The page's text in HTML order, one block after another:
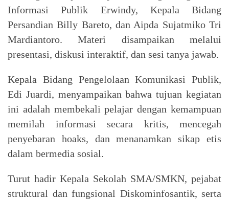
Informasi Publik Erwindy, Kepala Bidang
Persandian Billy Bareto, dan Aipda Sujatmiko Tri
Mardiantoro. Materi disampaikan melalui
presentasi, diskusi interaktif, dan sesi tanya jawab.
Kepala Bidang Pengelolaan Komunikasi Publik,
Edi Juardi, menyampaikan bahwa tujuan kegiatan
ini adalah membekali pelajar dengan kemampuan
memilah informasi secara kritis, mencegah
penyebaran hoaks, dan menanamkan sikap etis
dalam bermedia sosial.
Turut hadir Kepala Sekolah SMA/SMKN, pejabat
struktural dan fungsional Diskominfosantik, serta